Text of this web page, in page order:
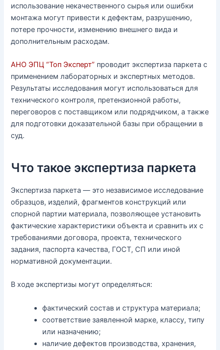
использование некачественного сырья или ошибки
монтажа могут привести к дефектам, разрушению,
потере прочности, изменению внешнего вида и
дополнительным расходам.
АНО ЭПЦ “Топ Эксперт” проводит экспертиза паркета с
применением лабораторных и экспертных методов.
Результаты исследования могут использоваться для
технического контроля, претензионной работы,
переговоров с поставщиком или подрядчиком, а также
для подготовки доказательной базы при обращении в
суд.
Что такое экспертиза паркета
Экспертиза паркета — это независимое исследование
образцов, изделий, фрагментов конструкций или
спорной партии материала, позволяющее установить
фактические характеристики объекта и сравнить их с
требованиями договора, проекта, технического
задания, паспорта качества, ГОСТ, СП или иной
нормативной документации.
В ходе экспертизы могут определяться:
фактический состав и структура материала;
соответствие заявленной марке, классу, типу
или назначению;
наличие дефектов производства, хранения,